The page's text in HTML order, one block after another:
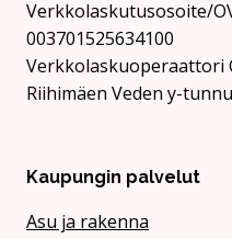
Verkkolaskutusosoite/
003701525634100
Verkkolaskuoperaattori
Riihimäen Veden y-
Kaupungin palvelut
Asu ja rakenna